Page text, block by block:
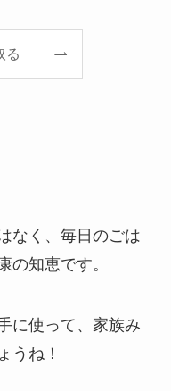
る
なく、毎日のごは
の知恵です。
に使って、家族み
うね！